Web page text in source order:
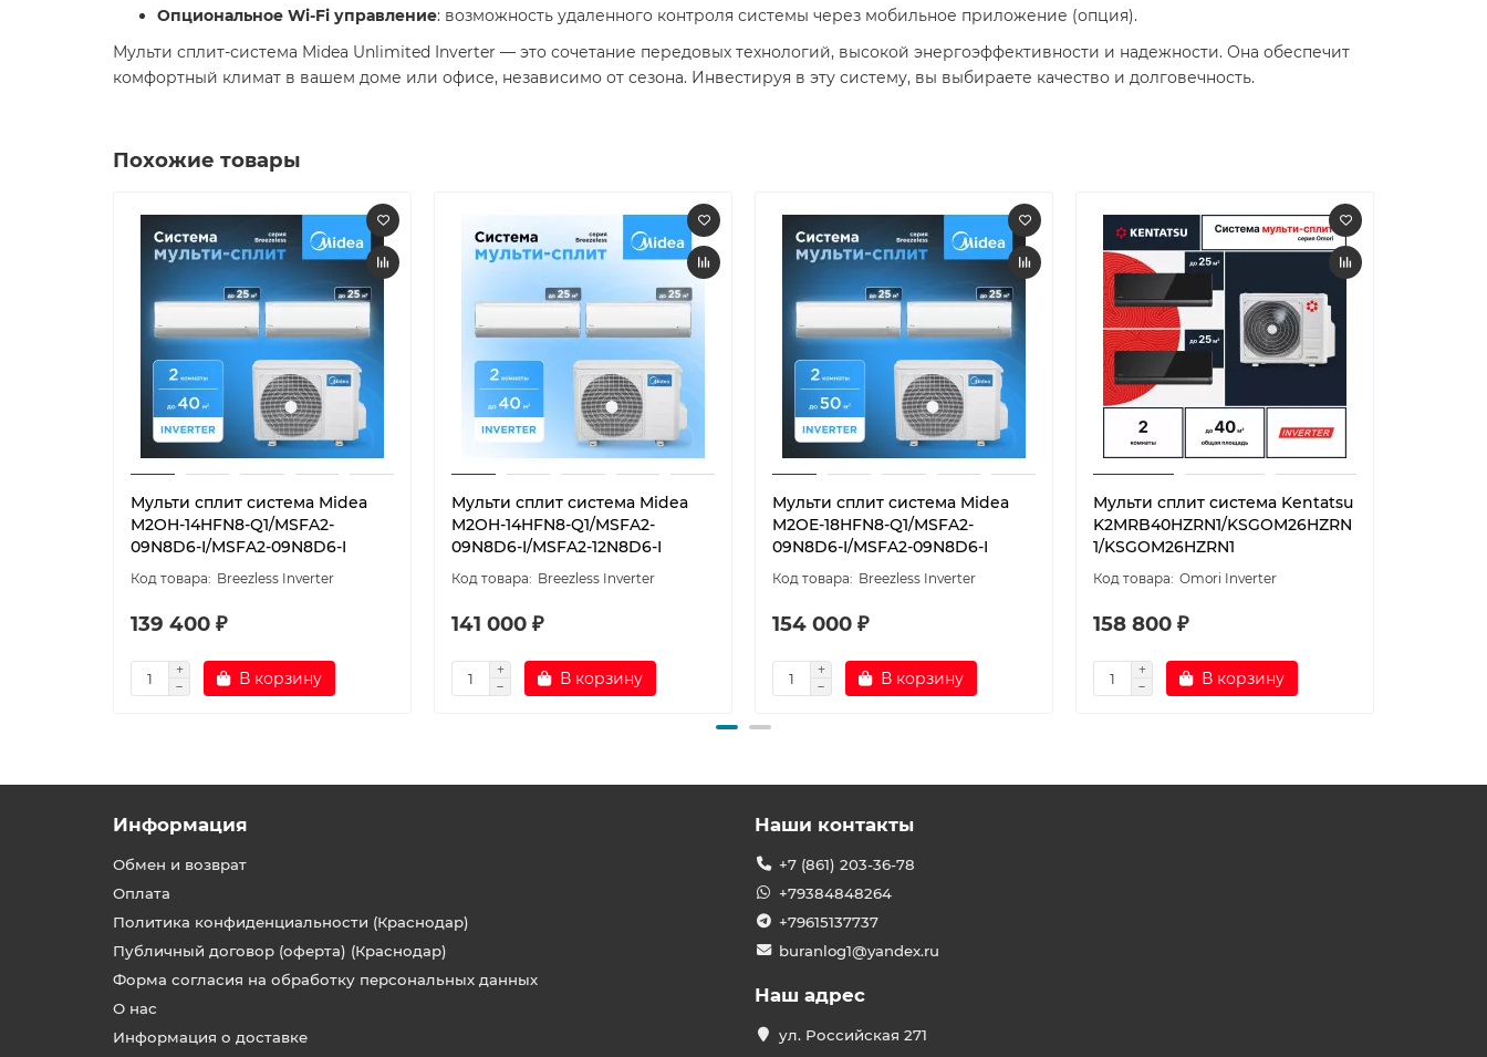
Опциональное Wi-Fi управление: возможность удаленного контроля системы через мобильное приложение (опция). ​
Мульти сплит-система Midea Unlimited Inverter — это сочетание передовых технологий, высокой энергоэффективности и надежности. Она обеспечит
комфортный климат в вашем доме или офисе, независимо от сезона. Инвестируя в эту систему, вы выбираете качество и долговечность. ​
Похожие товары
Мульти сплит система Midea
M2OH-14HFN8-Q1/MSFA2-
09N8D6-I/MSFA2-09N8D6-I
Breezless Inverter
139 400 ₽
В корзину
Мульти сплит система Midea
M2OH-14HFN8-Q1/MSFA2-
09N8D6-I/MSFA2-12N8D6-I
Breezless Inverter
141 000 ₽
В корзину
Мульти сплит система Midea
M2OE-18HFN8-Q1/MSFA2-
09N8D6-I/MSFA2-09N8D6-I
Breezless Inverter
154 000 ₽
В корзину
Мульти сплит система Kentatsu
K2MRB40HZRN1/KSGOM26HZRN
1/KSGOM26HZRN1
Omori Inverter
158 800 ₽
В корзину
Информация
Обмен и возврат
Оплата
Политика конфиденциальности (Краснодар)
Публичный договор (оферта) (Краснодар)
Форма согласия на обработку персональных данных
О нас
Информация о доставке
Наши контакты
+7 (861) 203-36-78
+79384848264
+79615137737
buranlog1@yandex.ru
Наш адрес
ул. Российская 271